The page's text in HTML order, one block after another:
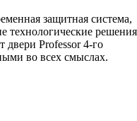
защитная система,
технологические решения
двери Professor 4-го
во всех смыслах.